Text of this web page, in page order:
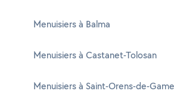
Menuisiers à Balma
Menuisiers à Castanet-Tolosan
Menuisiers à Saint-Orens-de-